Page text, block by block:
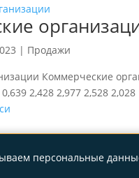
| Продажи
Коммерческие
2,428 2,977 2,528 2,028
персональные